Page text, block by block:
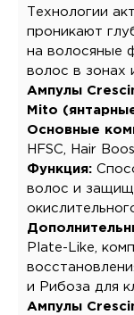
Технологии
проникают
на волосяные
волос в зонах
Ампулы
Mito
Основные
HFSC, Hair
Функция:
волос и
Plate-Like,
и Рибоза для
Ампулы